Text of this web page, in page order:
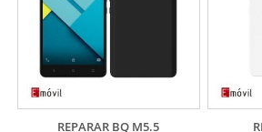
REPARAR BQ M5.5